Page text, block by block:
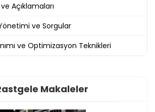
Açıklamaları
ve Sorgular
ve Optimizasyon Teknikleri
Makaleler